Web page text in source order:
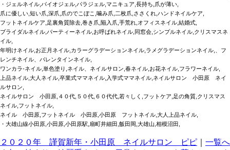
・ジェルネイル,バイオジェル,パラジェル,マニキュア,長持ち,爪が薄い,
爪に優しい,短い爪,深爪,爪のでこぼこ,噛み爪,二枚爪,ささくれ,ハンドネイルケア,
フットネイルケア,足裏角質除去,巻き爪,陥入爪,手荒れ,オフィスネイル,結婚式,
ブライダルネイル,パーティーネイル,お呼ばれネイル,同窓会,シンプルネイル,クリスマスネ
イル,
年明けネイル,お正月ネイル,カラーグラデーションネイル,ラメグラデーションネイル,、フ
レンチネイル、バレンタインネイル,
ワンカラ‐ネイル,単色塗り,ネイル、ネイルサロン,春ネイル,お花ネイル,フラワーネイル,
上品ネイル,大人ネイル,卒業式ママネイル,入学式ママネイル,ネイルサロン 小田原 ネイ
ルサロン,
ネイルサロン 小田原,４０代,５０代,６０代代,若々しく,フットケア,足の角質,クリスマス
ネイル,フットネイル,
ネイル 小田原,フットネイル 小田原,小田原 フットネイル,大人上品ネイル,
・大雄山線小田原,小田原,小田原駅,扇町井細田,飯田岡,大雄山,相模沼田,
２０２０年 謹賀新年・小田原 ネイルサロン ピピ
一覧へ